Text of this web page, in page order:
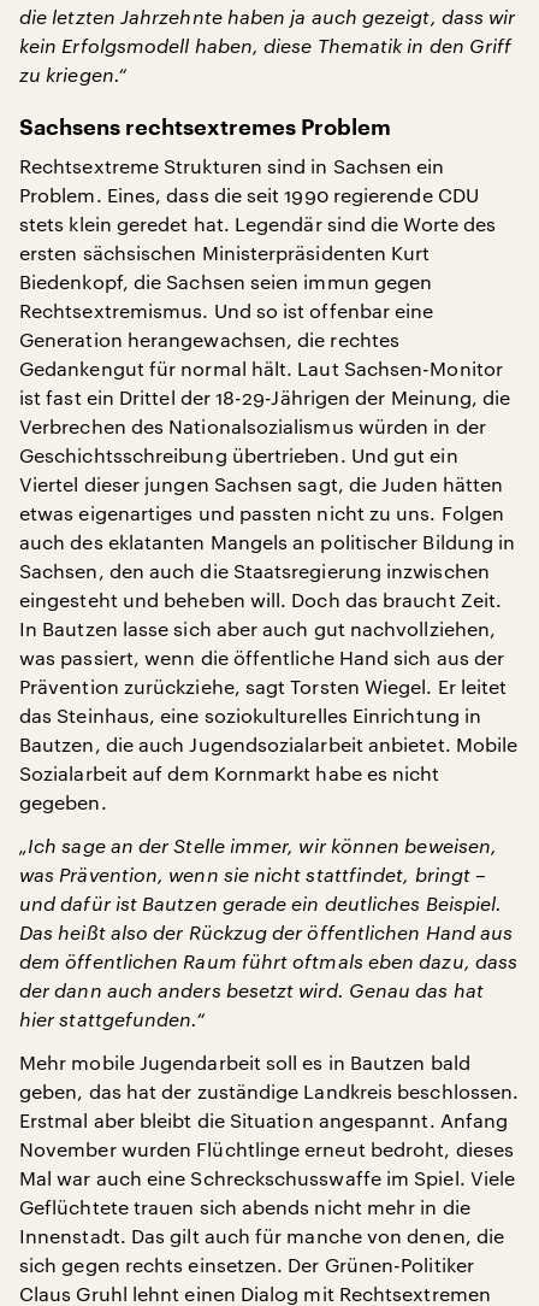
die letzten Jahrzehnte haben ja auch gezeigt, dass wir
kein Erfolgsmodell haben, diese Thematik in den Griff
zu kriegen.“
Sachsens rechtsextremes Problem
Rechtsextreme Strukturen sind in Sachsen ein
Problem. Eines, dass die seit 1990 regierende CDU
stets klein geredet hat. Legendär sind die Worte des
ersten sächsischen Ministerpräsidenten Kurt
Biedenkopf, die Sachsen seien immun gegen
Rechtsextremismus. Und so ist offenbar eine
Generation herangewachsen, die rechtes
Gedankengut für normal hält. Laut Sachsen-Monitor
ist fast ein Drittel der 18-29-Jährigen der Meinung, die
Verbrechen des Nationalsozialismus würden in der
Geschichtsschreibung übertrieben. Und gut ein
Viertel dieser jungen Sachsen sagt, die Juden hätten
etwas eigenartiges und passten nicht zu uns. Folgen
auch des eklatanten Mangels an politischer Bildung in
Sachsen, den auch die Staatsregierung inzwischen
eingesteht und beheben will. Doch das braucht Zeit.
In Bautzen lasse sich aber auch gut nachvollziehen,
was passiert, wenn die öffentliche Hand sich aus der
Prävention zurückziehe, sagt Torsten Wiegel. Er leitet
das Steinhaus, eine soziokulturelles Einrichtung in
Bautzen, die auch Jugendsozialarbeit anbietet. Mobile
Sozialarbeit auf dem Kornmarkt habe es nicht
gegeben.
„Ich sage an der Stelle immer, wir können beweisen,
was Prävention, wenn sie nicht stattfindet, bringt –
und dafür ist Bautzen gerade ein deutliches Beispiel.
Das heißt also der Rückzug der öffentlichen Hand aus
dem öffentlichen Raum führt oftmals eben dazu, dass
der dann auch anders besetzt wird. Genau das hat
hier stattgefunden.“
Mehr mobile Jugendarbeit soll es in Bautzen bald
geben, das hat der zuständige Landkreis beschlossen.
Erstmal aber bleibt die Situation angespannt. Anfang
November wurden Flüchtlinge erneut bedroht, dieses
Mal war auch eine Schreckschusswaffe im Spiel. Viele
Geflüchtete trauen sich abends nicht mehr in die
Innenstadt. Das gilt auch für manche von denen, die
sich gegen rechts einsetzen. Der Grünen-Politiker
Claus Gruhl lehnt einen Dialog mit Rechtsextremen